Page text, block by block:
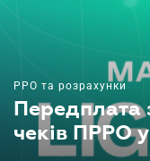
РРО та розрахунки
Передплата
чеків ПРРО